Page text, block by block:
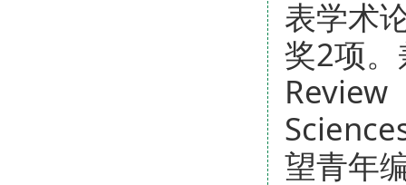
表学术
奖2项
Review
望青年